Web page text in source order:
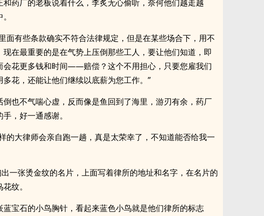
药厂的老板说着什么，李炙无心偷听，奈何他们越走越
面有些条款确实不符合法律规定，但是在某些场合下，用不
在最重要的是在气势上压倒那些工人，要让他们知道，即
会花更多钱和时间——赔偿？这个不用担心，只要您雇我们
花，还能让他们继续以底薪为您工作。”
也不气喘心虚，反而像是鱼回到了海里，游刃有余，药厂
，好一通感谢。
的大律师会亲自跑一趟，真是太荣幸了，不知道能否给我一
一张烫金纹的名片，上面写着律所的地址和名字，在名片的
纹。
宝石的小鸟胸针，看起来蓝色小鸟就是他们律所的标志